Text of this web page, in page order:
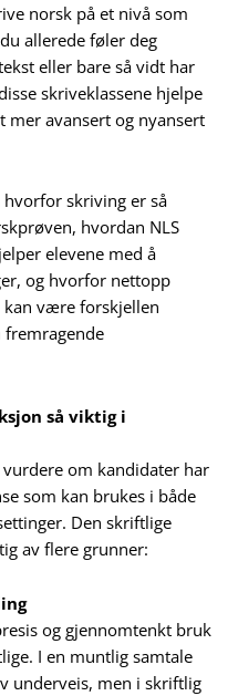
norsk på et nivå som
allerede føler deg
eller bare så vidt har
skriveklassene hjelpe
mer avansert og nyansert
hvorfor skriving er så
hvordan NLS
elevene med å
og hvorfor nettopp
være forskjellen
så viktig i
om kandidater har
som kan brukes i både
Den skriftlige
av flere grunner:
og gjennomtenkt bruk
I en muntlig samtale
underveis, men i skriftlig